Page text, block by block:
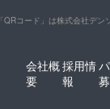
「QRコード」は株式会社デン
会社概
要
採用情
報